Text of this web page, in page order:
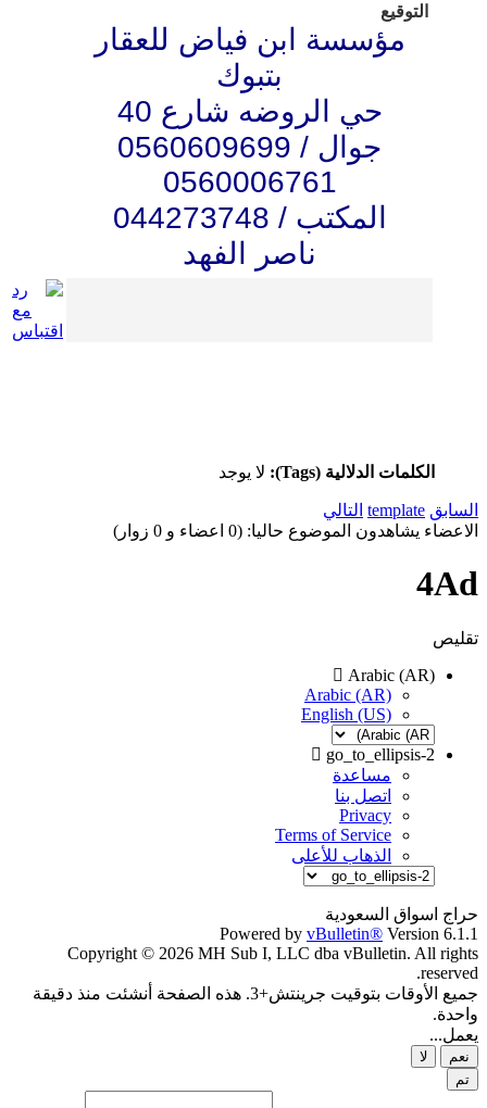
التوقيع
مؤسسة ابن فياض للعقار
بتبوك
حي الروضه شارع 40
جوال / 0560609699
0560006761
المكتب / 044273748
ناصر الفهد
الكلمات الدلالية (Tags): لا يوجد
السابق template التالي
الاعضاء يشاهدون الموضوع حاليا: (0 اعضاء و 0 زوار)
4Ad
تقليص
Arabic (AR)
Arabic (AR)
English (US)
go_to_ellipsis-2
مساعدة
اتصل بنا
Privacy
Terms of Service
الذهاب للأعلى
حراج اسواق السعودية
Powered by vBulletin® Version 6.1.1
Copyright © 2026 MH Sub I, LLC dba vBulletin. All rights
reserved.
جميع الأوقات بتوقيت جرينتش+3. هذه الصفحة أنشئت منذ دقيقة
واحدة.
يعمل...
نعم
لا
تم